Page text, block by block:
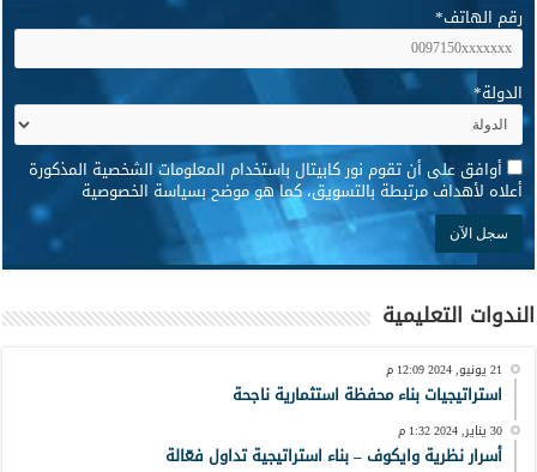
رقم الهاتف*
الدولة*
* أوافق على أن تقوم نور كابيتال باستخدام المعلومات الشخصية المذكورة
أعلاه لأهداف مرتبطة بالتسويق، كما هو موضح بسياسة الخصوصية
الندوات التعليمية
21 يونيو, 2024 12:09 م
استراتيجيات بناء محفظة استثمارية ناجحة
30 يناير, 2024 1:32 م
أسرار نظرية وايكوف – بناء استراتيجية تداول فعّالة